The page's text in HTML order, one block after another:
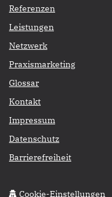
Referenzen
Leistungen
Netzwerk
Praxismarketing
Glossar
Kontakt
Impressum
Datenschutz
Barrierefreiheit
Cookie-Einstellungen